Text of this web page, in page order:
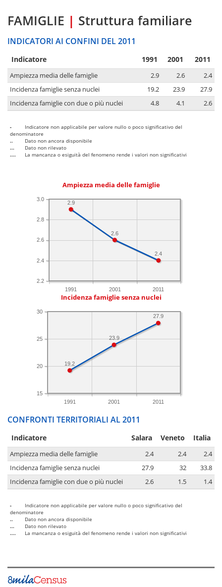
FAMIGLIE | Struttura familiare
INDICATORI AI CONFINI DEL 2011
Indicatore 1991 2001 2011
Ampiezza media delle famiglie 2.9 2.6
2.4
Incidenza famiglie senza nuclei
19.2 23.9
27.9
Incidenza famiglie con due o più nuclei
4.8 4.1 2.6
-
Indicatore non applicabile per valore nullo o poco significativo del
denominatore
..
Dato non ancora disponibile
...
Dato non rilevato
....
La mancanza o esiguità del fenomeno rende i valori non significativi
Ampiezza media delle famiglie
1991 2001 2011
2.2
2.4
2.6
2.8
3.0
2.4
2.6
2.9
Incidenza famiglie senza nuclei
1991 2001 2011
15
20
25
30
27.9
23.9
19.2
CONFRONTI TERRITORIALI AL 2011
Indicatore Salara Veneto Italia
Ampiezza media delle famiglie 2.4 2.4
2.4
Incidenza famiglie senza nuclei
27.9 32
33.8
Incidenza famiglie con due o più nuclei
2.6 1.5 1.4
-
Indicatore non applicabile per valore nullo o poco significativo del
denominatore
..
Dato non ancora disponibile
...
Dato non rilevato
....
La mancanza o esiguità del fenomeno rende i valori non significativi